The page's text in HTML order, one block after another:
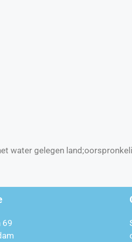
water gelegen
69